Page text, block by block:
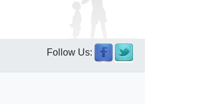
Follow Us: